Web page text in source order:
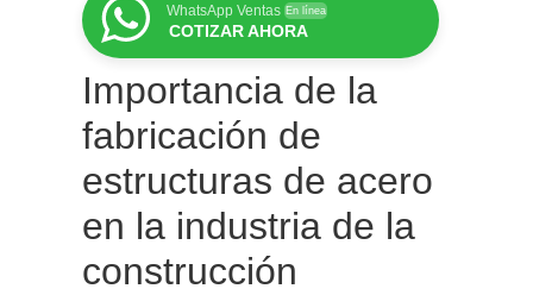
WhatsApp Ventas En línea
COTIZAR AHORA
Importancia de la
fabricación de
estructuras de acero
en la industria de la
construcción